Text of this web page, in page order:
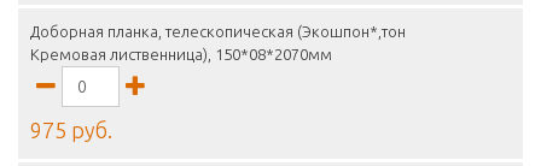
Доборная планка, телескопическая (Экошпон*,тон
Кремовая лиственница), 150*08*2070мм
975 руб.